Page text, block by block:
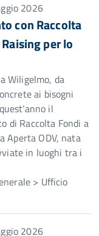
2026
con Raccolta
per lo
Wiligelmo, da
ai bisogni
il
di Raccolta Fondi a
Aperta ODV, nata
in luoghi tra i
> Ufficio
2026